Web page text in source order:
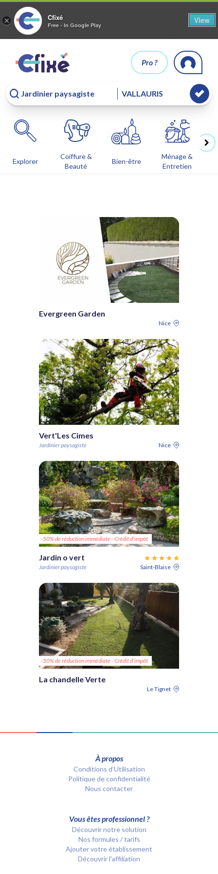
× Cfixé
Free - In Google Play
View
Pro ?
Explorer
Coiffure &
Beauté
Bien-être
Ménage &
Entretien
Evergreen Garden
Nice
Vert'Les Cimes
Jardinier paysagiste Nice
-50% de réduction immédiate - Crédit d'impôt
Jardin o vert
Jardinier paysagiste Saint-Blaise
-50% de réduction immédiate - Crédit d'impôt
La chandelle Verte
Le Tignet
À propos
Conditions d’Utilisation
Politique de confidentialité
Nous contacter
Vous êtes professionnel ?
Découvrir notre solution
Nos formules / tarifs
Ajouter votre établissement
Découvrir l'affiliation